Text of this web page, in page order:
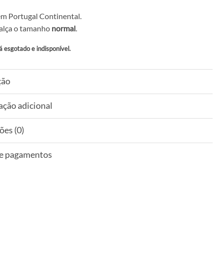
Portugal Continental.
o tamanho normal.
esgotado e indisponível.
adicional
(0)
pagamentos